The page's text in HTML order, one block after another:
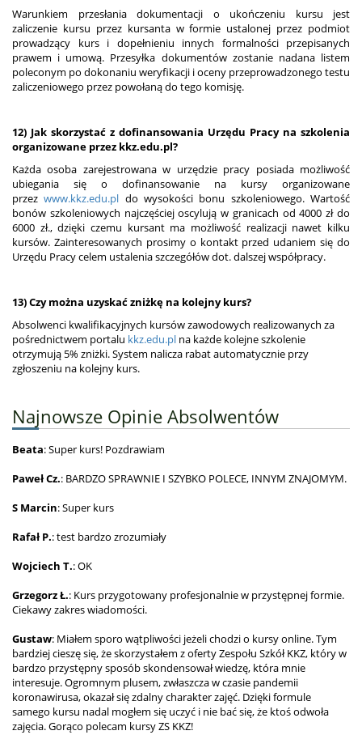
Warunkiem przesłania dokumentacji o ukończeniu kursu jest
zaliczenie kursu przez kursanta w formie ustalonej przez podmiot
prowadzący kurs i dopełnieniu innych formalności przepisanych
prawem i umową. Przesyłka dokumentów zostanie nadana listem
poleconym po dokonaniu weryfikacji i oceny przeprowadzonego testu
zaliczeniowego przez powołaną do tego komisję.
12) Jak skorzystać z dofinansowania Urzędu Pracy na szkolenia
organizowane przez kkz.edu.pl?
Każda osoba zarejestrowana w urzędzie pracy posiada możliwość
ubiegania się o dofinansowanie na kursy organizowane
przezwww.kkz.edu.pl do wysokości bonu szkoleniowego. Wartość
bonów szkoleniowych najczęściej oscylują w granicach od 4000 zł do
6000 zł., dzięki czemu kursant ma możliwość realizacji nawet kilku
kursów. Zainteresowanych prosimy o kontakt przed udaniem się do
Urzędu Pracy celem ustalenia szczegółów dot. dalszej współpracy.
13) Czy można uzyskać zniżkę na kolejny kurs?
Absolwenci kwalifikacyjnych kursów zawodowych realizowanych za
pośrednictwem portalu kkz.edu.pl na każde kolejne szkolenie
otrzymują 5% zniżki. System nalicza rabat automatycznie przy
zgłoszeniu na kolejny kurs.
Najnowsze Opinie Absolwentów
Beata: Super kurs! Pozdrawiam
Paweł Cz.: BARDZO SPRAWNIE I SZYBKO POLECE, INNYM ZNAJOMYM.
S Marcin: Super kurs
Rafał P.: test bardzo zrozumiały
Wojciech T.: OK
Grzegorz Ł.: Kurs przygotowany profesjonalnie w przystępnej formie.
Ciekawy zakres wiadomości.
Gustaw: Miałem sporo wątpliwości jeżeli chodzi o kursy online. Tym
bardziej cieszę się, że skorzystałem z oferty Zespołu Szkół KKZ, który w
bardzo przystępny sposób skondensował wiedzę, która mnie
interesuje. Ogromnym plusem, zwłaszcza w czasie pandemii
koronawirusa, okazał się zdalny charakter zajęć. Dzięki formule
samego kursu nadal mogłem się uczyć i nie bać się, że ktoś odwoła
zajęcia. Gorąco polecam kursy ZS KKZ!